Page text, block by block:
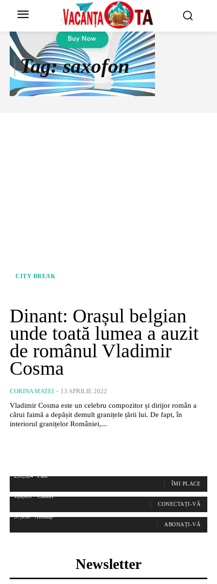
Tag:saxofon
CITY BREAK
Dinant: Orașul belgian
unde toată lumea a auzit
de românul Vladimir
Cosma
CORINA MATEI - 13 APRILIE 2022
Vladimir Cosma este un celebru compozitor și dirijor român a
cărui faimă a depășit demult granițele țării lui. De fapt, în
interiorul granițelor României,...
255,324 Fani
ÎMI PLACE
128,657 Cititori
CONECTAȚI-VĂ
97,058 Abonați
ABONAȚI-VĂ
Newsletter